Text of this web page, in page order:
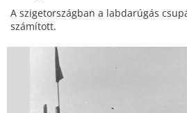
A szigetországban a labdarúgás
számított.